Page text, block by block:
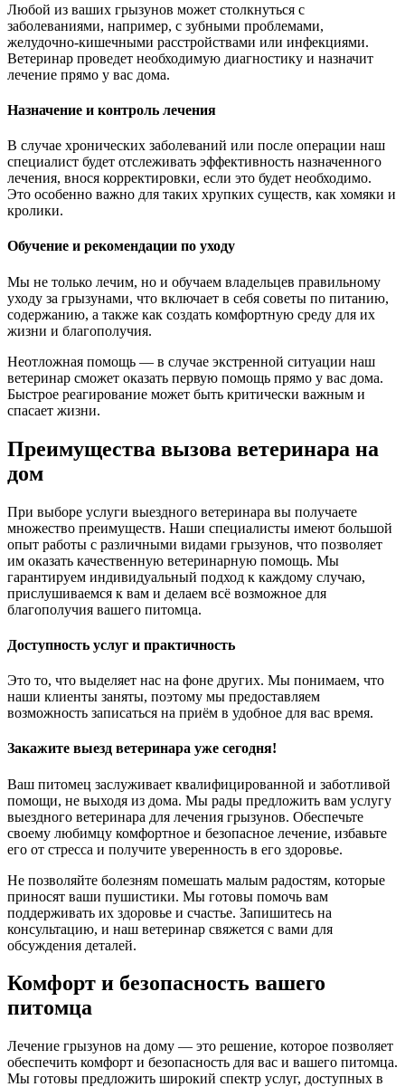
Любой из ваших грызунов может столкнуться с
заболеваниями, например, с зубными проблемами,
желудочно-кишечными расстройствами или инфекциями.
Ветеринар проведет необходимую диагностику и назначит
лечение прямо у вас дома.
Назначение и контроль лечения
В случае хронических заболеваний или после операции наш
специалист будет отслеживать эффективность назначенного
лечения, внося корректировки, если это будет необходимо.
Это особенно важно для таких хрупких существ, как хомяки и
кролики.
Обучение и рекомендации по уходу
Мы не только лечим, но и обучаем владельцев правильному
уходу за грызунами, что включает в себя советы по питанию,
содержанию, а также как создать комфортную среду для их
жизни и благополучия.
Неотложная помощь — в случае экстренной ситуации наш
ветеринар сможет оказать первую помощь прямо у вас дома.
Быстрое реагирование может быть критически важным и
спасает жизни.
Преимущества вызова ветеринара на
дом
При выборе услуги выездного ветеринара вы получаете
множество преимуществ. Наши специалисты имеют большой
опыт работы с различными видами грызунов, что позволяет
им оказать качественную ветеринарную помощь. Мы
гарантируем индивидуальный подход к каждому случаю,
прислушиваемся к вам и делаем всё возможное для
благополучия вашего питомца.
Доступность услуг и практичность
Это то, что выделяет нас на фоне других. Мы понимаем, что
наши клиенты заняты, поэтому мы предоставляем
возможность записаться на приём в удобное для вас время.
Закажите выезд ветеринара уже сегодня!
Ваш питомец заслуживает квалифицированной и заботливой
помощи, не выходя из дома. Мы рады предложить вам услугу
выездного ветеринара для лечения грызунов. Обеспечьте
своему любимцу комфортное и безопасное лечение, избавьте
его от стресса и получите уверенность в его здоровье.
Не позволяйте болезням помешать малым радостям, которые
приносят ваши пушистики. Мы готовы помочь вам
поддерживать их здоровье и счастье. Запишитесь на
консультацию, и наш ветеринар свяжется с вами для
обсуждения деталей.
Комфорт и безопасность вашего
питомца
Лечение грызунов на дому — это решение, которое позволяет
обеспечить комфорт и безопасность для вас и вашего питомца.
Мы готовы предложить широкий спектр услуг, доступных в